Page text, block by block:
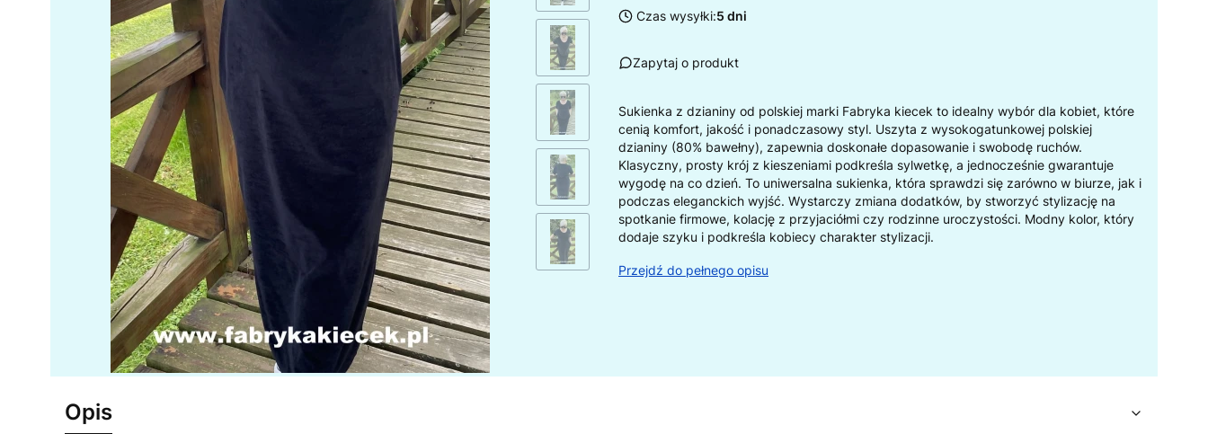
Czas wysyłki:5 dni
Zapytaj o produkt
Sukienka z dzianiny od polskiej marki Fabryka kiecek to idealny wybór dla kobiet, które
cenią komfort, jakość i ponadczasowy styl. Uszyta z wysokogatunkowej polskiej
dzianiny (80% bawełny), zapewnia doskonałe dopasowanie i swobodę ruchów.
Klasyczny, prosty krój z kieszeniami podkreśla sylwetkę, a jednocześnie gwarantuje
wygodę na co dzień. To uniwersalna sukienka, która sprawdzi się zarówno w biurze, jak i
podczas eleganckich wyjść. Wystarczy zmiana dodatków, by stworzyć stylizację na
spotkanie firmowe, kolację z przyjaciółmi czy rodzinne uroczystości. Modny kolor, który
dodaje szyku i podkreśla kobiecy charakter stylizacji.
Przejdź do pełnego opisu
Opis